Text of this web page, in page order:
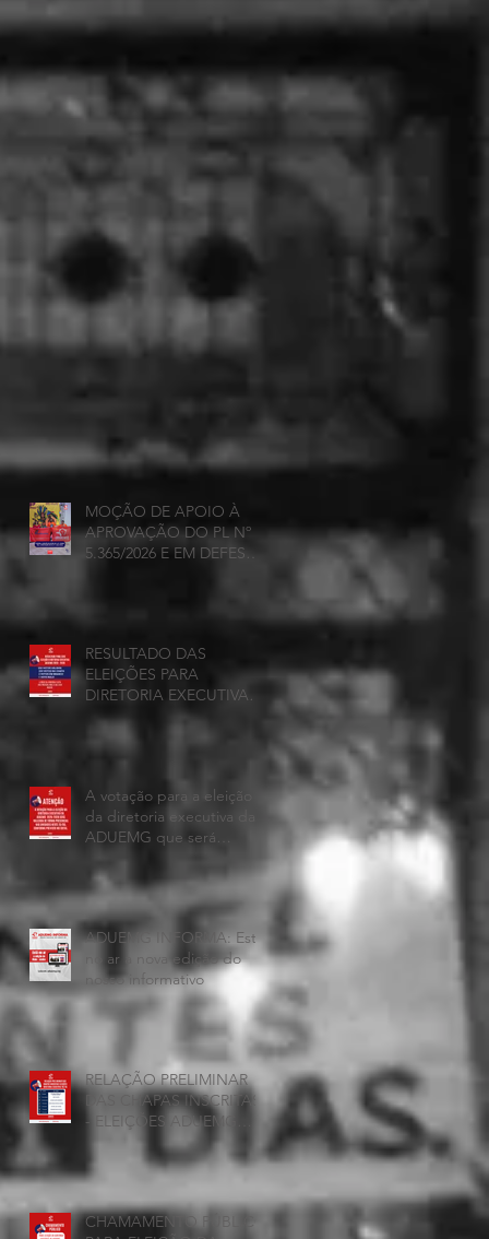
MOÇÃO DE APOIO À
APROVAÇÃO DO PL Nº
5.365/2026 E EM DEFESA
GERAIS
RESULTADO DAS
ELEIÇÕES PARA
DIRETORIA EXECUTIVA
DA ADUEMG 2026-2028
A votação para a eleição
da diretoria executiva da
ADUEMG que será
junho, será presencial nas
unidades.
ADUEMG INFORMA: Esta
no ar a nova edição do
nosso informativo
RELAÇÃO PRELIMINAR
DAS CHAPAS INSCRITAS
- ELEIÇÕES ADUEMG
CHAMAMENTO PÚBLICO